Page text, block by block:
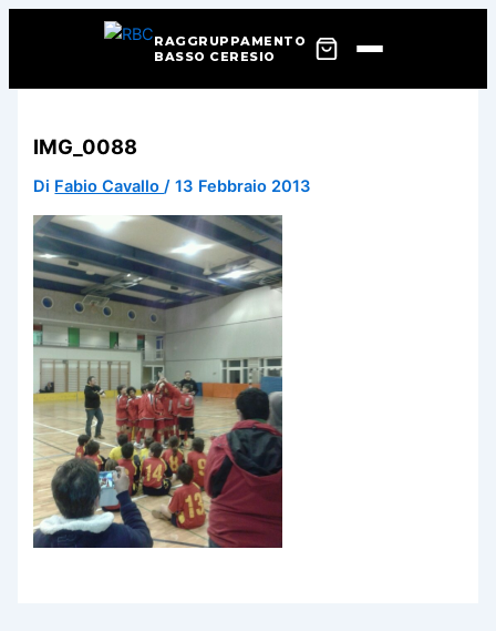
RAGGRUPPAMENTO
BASSO CERESIO
contenuto
IMG_0088
Di Fabio Cavallo/13 Febbraio 2013